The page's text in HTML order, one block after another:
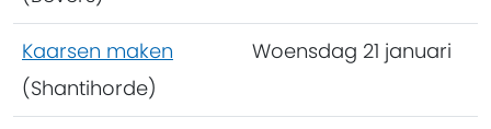
Kaarsen maken
(Shantihorde)
Woensdag 21 januari